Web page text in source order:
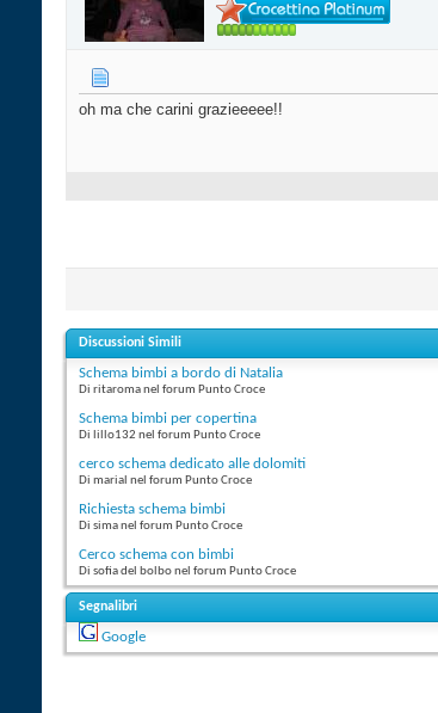
oh ma che carini grazieeeee!!
Discussioni Simili
Schema bimbi a bordo di Natalia
Di ritaroma nel forum Punto Croce
Schema bimbi per copertina
Di lillo132 nel forum Punto Croce
cerco schema dedicato alle dolomiti
Di marial nel forum Punto Croce
Richiesta schema bimbi
Di sima nel forum Punto Croce
Cerco schema con bimbi
Di sofia del bolbo nel forum Punto Croce
Segnalibri
Google